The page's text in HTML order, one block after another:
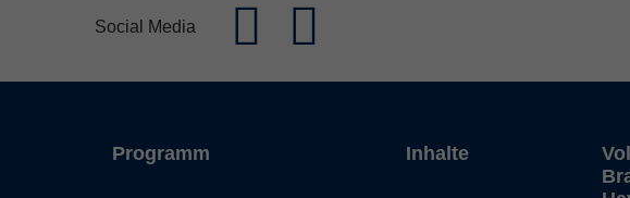
Social Media
Programm Inhalte